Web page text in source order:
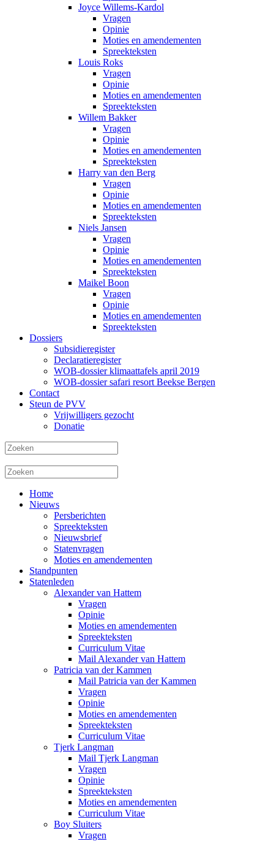
Joyce Willems-Kardol
Vragen
Opinie
Moties en amendementen
Spreekteksten
Louis Roks
Vragen
Opinie
Moties en amendementen
Spreekteksten
Willem Bakker
Vragen
Opinie
Moties en amendementen
Spreekteksten
Harry van den Berg
Vragen
Opinie
Moties en amendementen
Spreekteksten
Niels Jansen
Vragen
Opinie
Moties en amendementen
Spreekteksten
Maikel Boon
Vragen
Opinie
Moties en amendementen
Spreekteksten
Dossiers
Subsidieregister
Declaratieregister
WOB-dossier klimaattafels april 2019
WOB-dossier safari resort Beekse Bergen
Contact
Steun de PVV
Vrijwilligers gezocht
Donatie
Home
Nieuws
Persberichten
Spreekteksten
Nieuwsbrief
Statenvragen
Moties en amendementen
Standpunten
Statenleden
Alexander van Hattem
Vragen
Opinie
Moties en amendementen
Spreekteksten
Curriculum Vitae
Mail Alexander van Hattem
Patricia van der Kammen
Mail Patricia van der Kammen
Vragen
Opinie
Moties en amendementen
Spreekteksten
Curriculum Vitae
Tjerk Langman
Mail Tjerk Langman
Vragen
Opinie
Spreekteksten
Moties en amendementen
Curriculum Vitae
Boy Sluiters
Vragen